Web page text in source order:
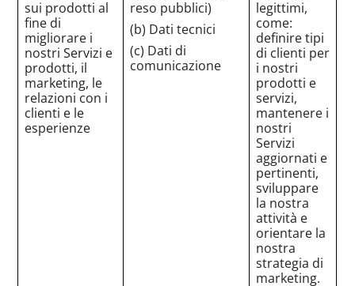
sui prodotti al
fine di
migliorare i
nostri Servizi e
prodotti, il
marketing, le
relazioni con i
clienti e le
esperienze
reso pubblici)
(b) Dati tecnici
(c) Dati di
comunicazione
legittimi,
come:
definire tipi
di clienti per
i nostri
prodotti e
servizi,
mantenere i
nostri
Servizi
aggiornati e
pertinenti,
sviluppare
la nostra
attività e
orientare la
nostra
strategia di
marketing.